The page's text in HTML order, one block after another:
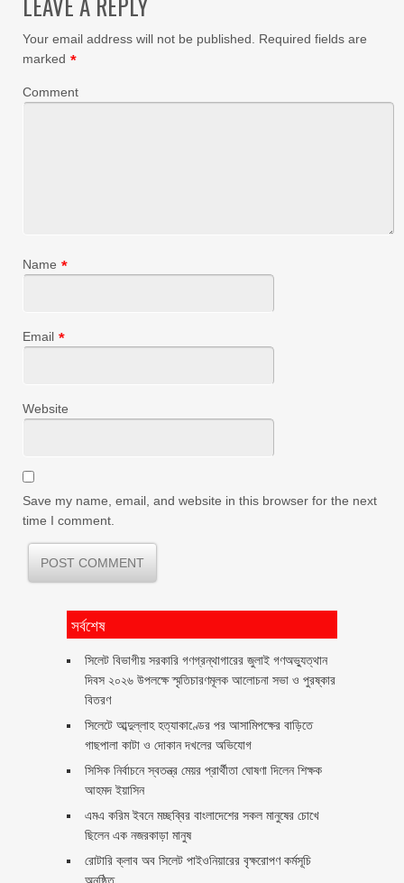
Your email address will not be published.
Required fields are
marked *
Comment
Name *
Email *
Website
Save my name, email, and website in this browser for the next
time I comment.
সর্বশেষ
সিলেট বিভাগীয় সরকারি গণগ্রন্থাগারের জুলাই গণঅভ্যুত্থান
দিবস ২০২৬ উপলক্ষে স্মৃতিচারণমূলক আলোচনা সভা ও পুরষ্কার
বিতরণ ‎ ‎
সিলেটে আব্দুল্লাহ হত্যাকাণ্ডের পর আসামিপক্ষের বাড়িতে
গাছপালা কাটা ও দোকান দখলের অভিযোগ
সিসিক নির্বাচনে স্বতন্ত্র মেয়র প্রার্থীতা ঘোষণা দিলেন শিক্ষক
আহমদ ইয়াসিন
এমএ করিম ইবনে মচ্ছব্বির বাংলাদেশের সকল মানুষের চোখে
ছিলেন এক নজরকাড়া মানুষ ‎
রোটারি ক্লাব অব সিলেট পাইওনিয়ারের বৃক্ষরোপণ কর্মসূচি
অনুষ্ঠিত